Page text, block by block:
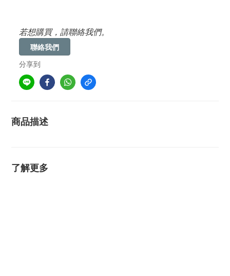
若想購買，請聯絡我們。
聯絡我們
分享到
商品描述
了解更多